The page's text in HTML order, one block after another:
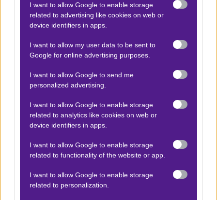
I want to allow Google to enable storage
related to advertising like cookies on web or
device identifiers in apps.
I want to allow my user data to be sent to
Google for online advertising purposes.
I want to allow Google to send me
personalized advertising.
I want to allow Google to enable storage
related to analytics like cookies on web or
device identifiers in apps.
I want to allow Google to enable storage
related to functionality of the website or app.
I want to allow Google to enable storage
related to personalization.
Το σκηνικό είναι ξεκάθαρο αφού πρόκειται για ένα
ντέρμπι κορυφής, με τη Σίτι να έχει μπροστά της την
Τσέλσι να παίζει με αυξημένη πίεση και την πλάτη στον
τοίχο. Με βάση τη βαθμολογική εικόνα, τη φόρμα και το
ισχυρό μομέντουμ οι γηπεδούχες έχουν τον πρώτο
λόγο σε ένα παιχνίδι υψηλής έντασης και ρυθμού.
Ωστόσο οι φιλοξενούμενες έχουν την ποιότητα να
βρουν τις στιγμές τους στο ματς.
Changer; Ακολούθησε το BetMatrix στο 🅾
★ για να μη χάνεις τίποτα!